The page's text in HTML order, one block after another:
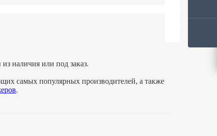
наличия или под заказ.
самых популярных производителей, а также
.